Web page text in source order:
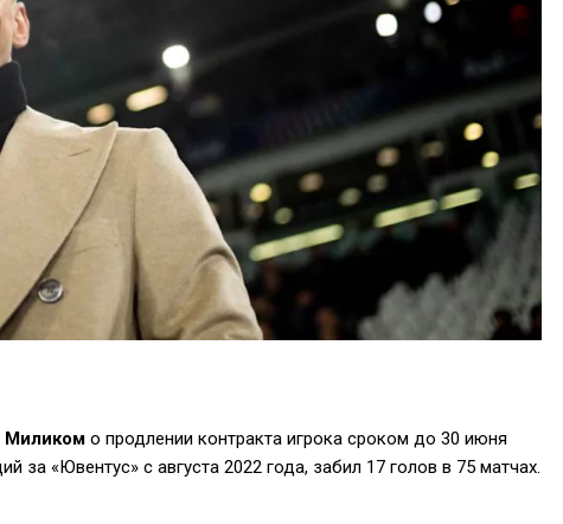
Миликом о продлении контракта игрока сроком до 30 июня
«Ювентус» с августа 2022 года, забил 17 голов в 75 матчах.